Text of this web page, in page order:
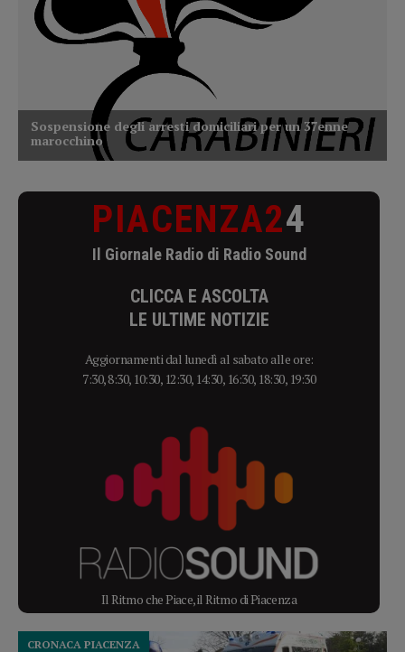
PIACENZA24
Il Giornale Radio di Radio Sound
CLICCA E ASCOLTA
LE ULTIME NOTIZIE
Aggiornamenti dal lunedì al sabato alle ore:
7:30, 8:30, 10:30, 12:30, 14:30, 16:30, 18:30, 19:30
Il Ritmo che Piace, il Ritmo di Piacenza
CRONACA PIACENZA